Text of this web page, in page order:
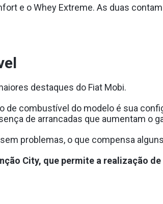
e o Whey Extreme. As duas
destaques do Fiat Mobi.
combustível do modelo é sua
de arrancadas que aumentam o
problemas, o que compensa
City, que permite a realização